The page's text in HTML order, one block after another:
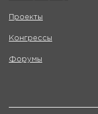
Проекты
Конгрессы
Форумы